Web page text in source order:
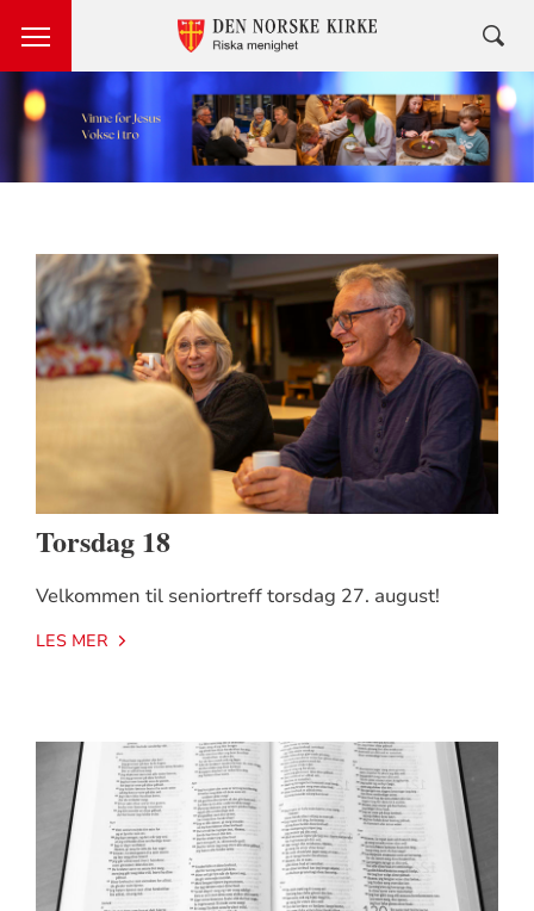
Torsdag 18
Velkommen til seniortreff torsdag 27. august!
LES MER